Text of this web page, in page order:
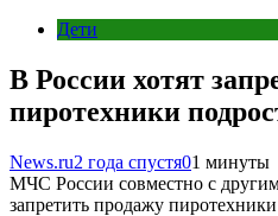
Дети
В России хотят
пиротехники
News.ru2 года спустя01 минуты
МЧС России совместно с
запретить продажу